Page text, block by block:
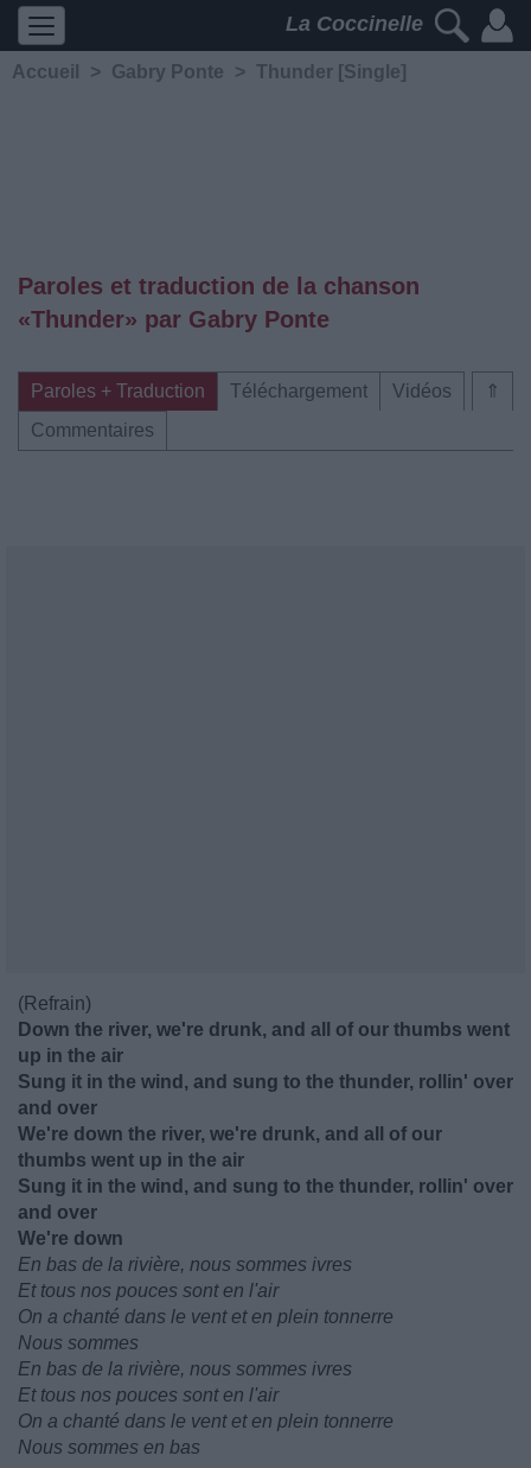
La Coccinelle
Accueil > Gabry Ponte > Thunder [Single]
Paroles et traduction de la chanson
«Thunder» par Gabry Ponte
⇑
Paroles + Traduction Téléchargement
Vidéos
Commentaires
(Refrain)
Down the river, we're drunk, and all of our thumbs went
up in the air
Sung it in the wind, and sung to the thunder, rollin' over
and over
We're down the river, we're drunk, and all of our
thumbs went up in the air
Sung it in the wind, and sung to the thunder, rollin' over
and over
We're down
En bas de la rivière, nous sommes ivres
Et tous nos pouces sont en l'air
On a chanté dans le vent et en plein tonnerre
Nous sommes
En bas de la rivière, nous sommes ivres
Et tous nos pouces sont en l'air
On a chanté dans le vent et en plein tonnerre
Nous sommes en bas